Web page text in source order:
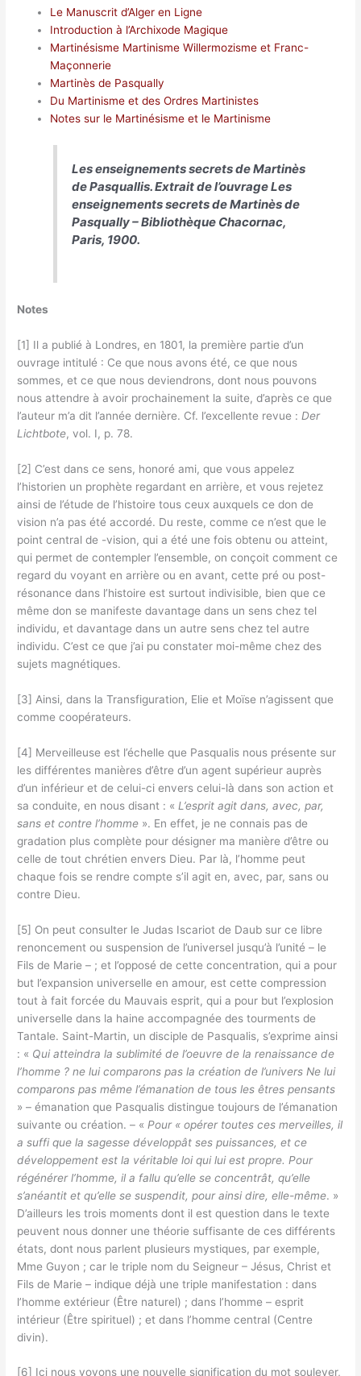
Le Manuscrit d’Alger en Ligne
Introduction à l’Archixode Magique
Martinésisme Martinisme Willermozisme et Franc-
Maçonnerie
Martinès de Pasqually
Du Martinisme et des Ordres Martinistes
Notes sur le Martinésisme et le Martinisme
Les enseignements secrets de Martinès
de Pasquallis. Extrait de l’ouvrageLes
enseignements secrets de Martinès de
Pasqually– Bibliothèque Chacornac,
Paris, 1900.
Notes
[1] Il a publié à Londres, en 1801, la première partie d’un
ouvrage intitulé : Ce que nous avons été, ce que nous
sommes, et ce que nous deviendrons, dont nous pouvons
nous attendre à avoir prochainement la suite, d’après ce que
l’auteur m’a dit l’année dernière. Cf. l’excellente revue : Der
Lichtbote, vol. I, p. 78.
[2] C’est dans ce sens, honoré ami, que vous appelez
l’historien un prophète regardant en arrière, et vous rejetez
ainsi de l’étude de l’histoire tous ceux auxquels ce don de
vision n’a pas été accordé. Du reste, comme ce n’est que le
point central de -vision, qui a été une fois obtenu ou atteint,
qui permet de contempler l’ensemble, on conçoit comment ce
regard du voyant en arrière ou en avant, cette pré ou post-
résonance dans l’histoire est surtout indivisible, bien que ce
même don se manifeste davantage dans un sens chez tel
individu, et davantage dans un autre sens chez tel autre
individu. C’est ce que j’ai pu constater moi-même chez des
sujets magnétiques.
[3] Ainsi, dans la Transfiguration, Elie et Moïse n’agissent que
comme coopérateurs.
[4] Merveilleuse est l’échelle que Pasqualis nous présente sur
les différentes manières d’être d’un agent supérieur auprès
d’un inférieur et de celui-ci envers celui-là dans son action et
sa conduite, en nous disant : « L’esprit agit dans, avec, par,
sans et contre l’homme ». En effet, je ne connais pas de
gradation plus complète pour désigner ma manière d’être ou
celle de tout chrétien envers Dieu. Par là, l’homme peut
chaque fois se rendre compte s’il agit en, avec, par, sans ou
contre Dieu.
[5] On peut consulter le Judas Iscariot de Daub sur ce libre
renoncement ou suspension de l’universel jusqu’à l’unité – le
Fils de Marie – ; et l’opposé de cette concentration, qui a pour
but l’expansion universelle en amour, est cette compression
tout à fait forcée du Mauvais esprit, qui a pour but l’explosion
universelle dans la haine accompagnée des tourments de
Tantale. Saint-Martin, un disciple de Pasqualis, s’exprime ainsi
: « Qui atteindra la sublimité de l’oeuvre de la renaissance de
l’homme ? ne lui comparons pas la création de l’univers Ne lui
comparons pas même l’émanation de tous les êtres pensants
» – émanation que Pasqualis distingue toujours de l’émanation
suivante ou création. – « Pour « opérer toutes ces merveilles, il
a suffi que la sagesse développât ses puissances, et ce
développement est la véritable loi qui lui est propre. Pour
régénérer l’homme, il a fallu qu’elle se concentrât, qu’elle
s’anéantit et qu’elle se suspendit, pour ainsi dire, elle-même. »
D’ailleurs les trois moments dont il est question dans le texte
peuvent nous donner une théorie suffisante de ces différents
états, dont nous parlent plusieurs mystiques, par exemple,
Mme Guyon ; car le triple nom du Seigneur – Jésus, Christ et
Fils de Marie – indique déjà une triple manifestation : dans
l’homme extérieur (Être naturel) ; dans l’homme – esprit
intérieur (Être spirituel) ; et dans l’homme central (Centre
divin).
[6] Ici nous voyons une nouvelle signification du mot soulever,